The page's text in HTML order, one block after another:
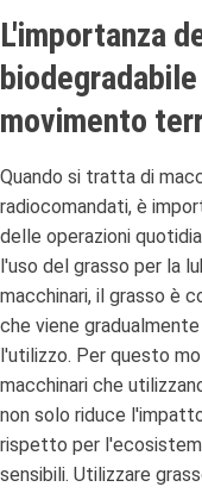
L'importanza
movimento
Quando si tratta di
radiocomandati, è
delle operazioni
l'uso del grasso per la
macchinari, il grasso è
che viene
l'utilizzo. Per questo
macchinari che
non solo riduce
rispetto per
sensibili. Utilizzare